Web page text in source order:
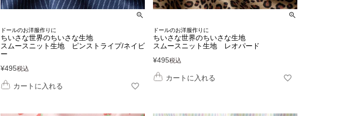
ドールのお洋服作りに
ちいさな世界のちいさな生地
スムースニット生地 ピンストライプ/ネイビ
ー
¥495税込
カートに入れる
ドールのお洋服作りに
ちいさな世界のちいさな生地
スムースニット生地 レオパード
¥495税込
カートに入れる